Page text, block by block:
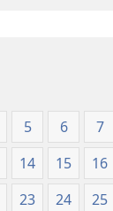
5 6 7
14 15 16
23 24 25